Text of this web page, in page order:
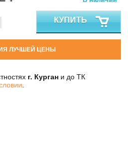
КУПИТЬ
ЛУЧШЕЙ ЦЕНЫ
г. Курган и до ТК